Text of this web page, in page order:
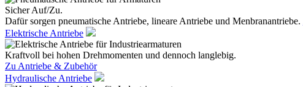
Sicher Auf/Zu.
Dafür sorgen pneumatische Antriebe, lineare Antriebe und Menbranantriebe.
Elektrische Antriebe
Kraftvoll bei hohen Drehmomenten und dennoch langlebig.
Zu Antriebe & Zubehör
Hydraulische Antriebe